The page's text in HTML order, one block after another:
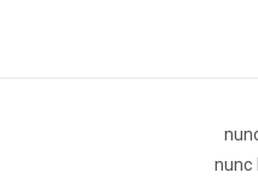
nunc